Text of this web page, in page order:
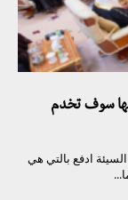
سوف تخدم
ادفع بالتي هي